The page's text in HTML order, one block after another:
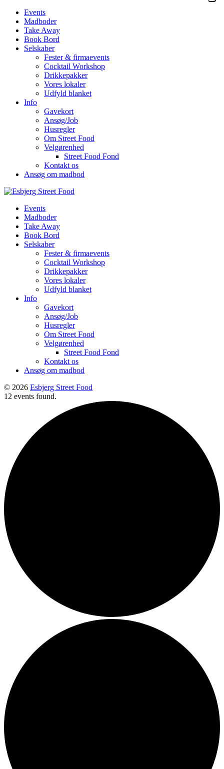
Events
Madboder
Take Away
Book Bord
Selskaber
Fester & firmaevents
Cocktail Workshop
Drikkepakker
Vores lokaler
Udfyld blanket
Info
Gavekort
Ansøg/Job
Husregler
Om Street Food
Velgørenhed
Street Food Fond
Kontakt os
Ansøg om madbod
Events
Madboder
Take Away
Book Bord
Selskaber
Fester & firmaevents
Cocktail Workshop
Drikkepakker
Vores lokaler
Udfyld blanket
Info
Gavekort
Ansøg/Job
Husregler
Om Street Food
Velgørenhed
Street Food Fond
Kontakt os
Ansøg om madbod
© 2026 Esbjerg Street Food
12 events found.